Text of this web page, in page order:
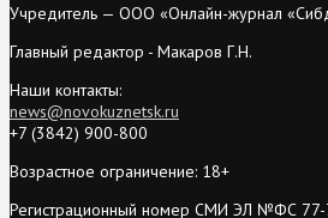
Учредитель — ООО «Онлайн-журнал
Главный редактор - Макаров Г.Н.
Наши контакты:
news@novokuznetsk.ru
+7 (3842) 900-800
Возрастное ограничение: 18+
Регистрационный номер СМИ ЭЛ №ФС 77-